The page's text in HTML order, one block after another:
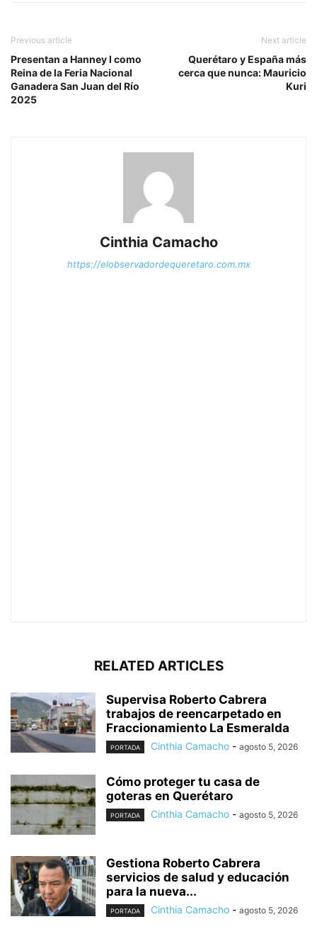
Previous article
Presentan a Hanney I como
Reina de la Feria Nacional
Ganadera San Juan del Río
2025
Next article
Querétaro y España más
cerca que nunca: Mauricio
Kuri
Cinthia Camacho
https://elobservadordequeretaro.com.mx
RELATED ARTICLES
Supervisa Roberto Cabrera
trabajos de reencarpetado en
Fraccionamiento La Esmeralda
PORTADA Cinthia Camacho - agosto 5, 2026
Cómo proteger tu casa de
goteras en Querétaro
PORTADA Cinthia Camacho - agosto 5, 2026
Gestiona Roberto Cabrera
servicios de salud y educación
para la nueva...
PORTADA Cinthia Camacho - agosto 5, 2026